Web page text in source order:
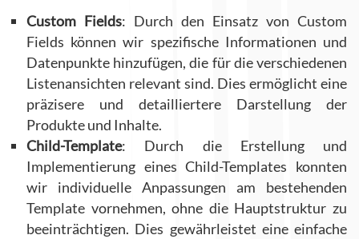
Custom Fields: Durch den Einsatz von Custom
Fields können wir spezifische Informationen und
Datenpunkte hinzufügen, die für die verschiedenen
Listenansichten relevant sind. Dies ermöglicht eine
präzisere und detailliertere Darstellung der
Produkte und Inhalte.
Child-Template: Durch die Erstellung und
Implementierung eines Child-Templates konnten
wir individuelle Anpassungen am bestehenden
Template vornehmen, ohne die Hauptstruktur zu
beeinträchtigen. Dies gewährleistet eine einfache